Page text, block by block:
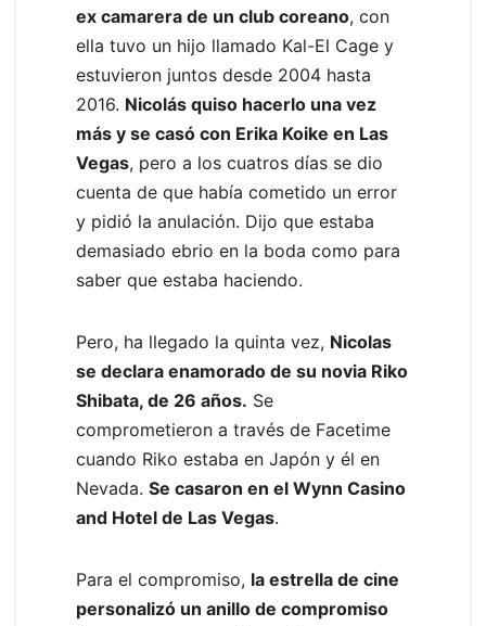
ex camarera de un club coreano, con
ella tuvo un hijo llamado Kal-El Cage y
estuvieron juntos desde 2004 hasta
2016. Nicolás quiso hacerlo una vez
más y se casó con Erika Koike en Las
Vegas, pero a los cuatros días se dio
cuenta de que había cometido un error
y pidió la anulación. Dijo que estaba
demasiado ebrio en la boda como para
saber que estaba haciendo.
Pero, ha llegado la quinta vez, Nicolas
se declara enamorado de su novia Riko
Shibata, de 26 años. Se
comprometieron a través de Facetime
cuando Riko estaba en Japón y él en
Nevada. Se casaron en el Wynn Casino
and Hotel de Las Vegas.
Para el compromiso, la estrella de cine
personalizó un anillo de compromiso